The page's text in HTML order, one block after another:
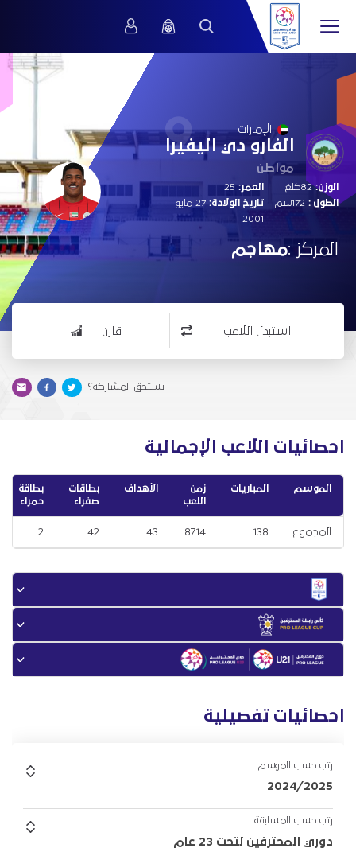
9 الإمارات
الفارو دي اليفيرا
مواطن
الوزن:82كلغ
الطول :
العمر:25
تاريخ الولادة:
27 مايو
2001
المركز :مهاجم
استبدل اللاعب قارن
يستحق المشاركة؟
احصائيات اللاعب الإجمالية
الموسم المباريات
زمن
اللعب
الأهداف
بطاقات
صفراء
بطاقة
حمراء
المجموع 138
8714
43
42
2
احصائيات تفصيلية
رتب حسب الموسم
2024/2025
رتب حسب المسابقة
دوري المحترفين لتحت 23 عام